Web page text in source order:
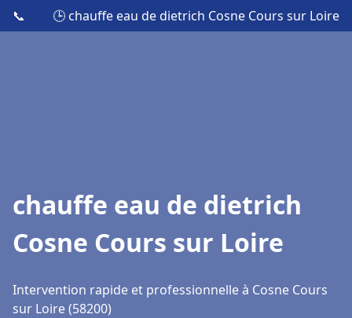
📞 🕒 chauffe eau de dietrich Cosne Cours sur Loire
chauffe eau de dietrich
Cosne Cours sur Loire
Intervention rapide et professionnelle à Cosne Cours
sur Loire (58200)